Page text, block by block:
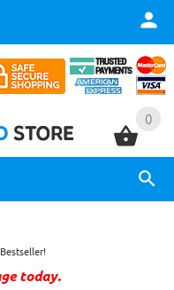
0
0
today.